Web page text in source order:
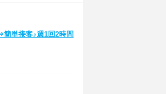
簡単接客♪週1回2時間